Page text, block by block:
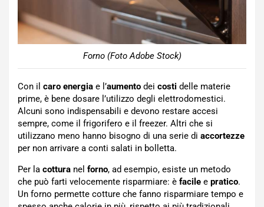
Forno (Foto Adobe Stock)
Con il caro energia e l’aumento dei costi delle materie
prime, è bene dosare l’utilizzo degli elettrodomestici.
Alcuni sono indispensabili e devono restare accesi
sempre, come il frigorifero e il freezer. Altri che si
utilizzano meno hanno bisogno di una serie di accortezze
per non arrivare a conti salati in bolletta.
Per la cottura nel forno, ad esempio, esiste un metodo
che può farti velocemente risparmiare: è facile e pratico.
Un forno permette cotture che fanno risparmiare tempo e